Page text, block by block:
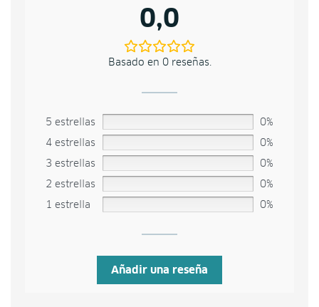
0,0
Basado en 0 reseñas.
5 estrellas
0%
4 estrellas
0%
3 estrellas
0%
2 estrellas
0%
1 estrella
0%
Añadir una reseña